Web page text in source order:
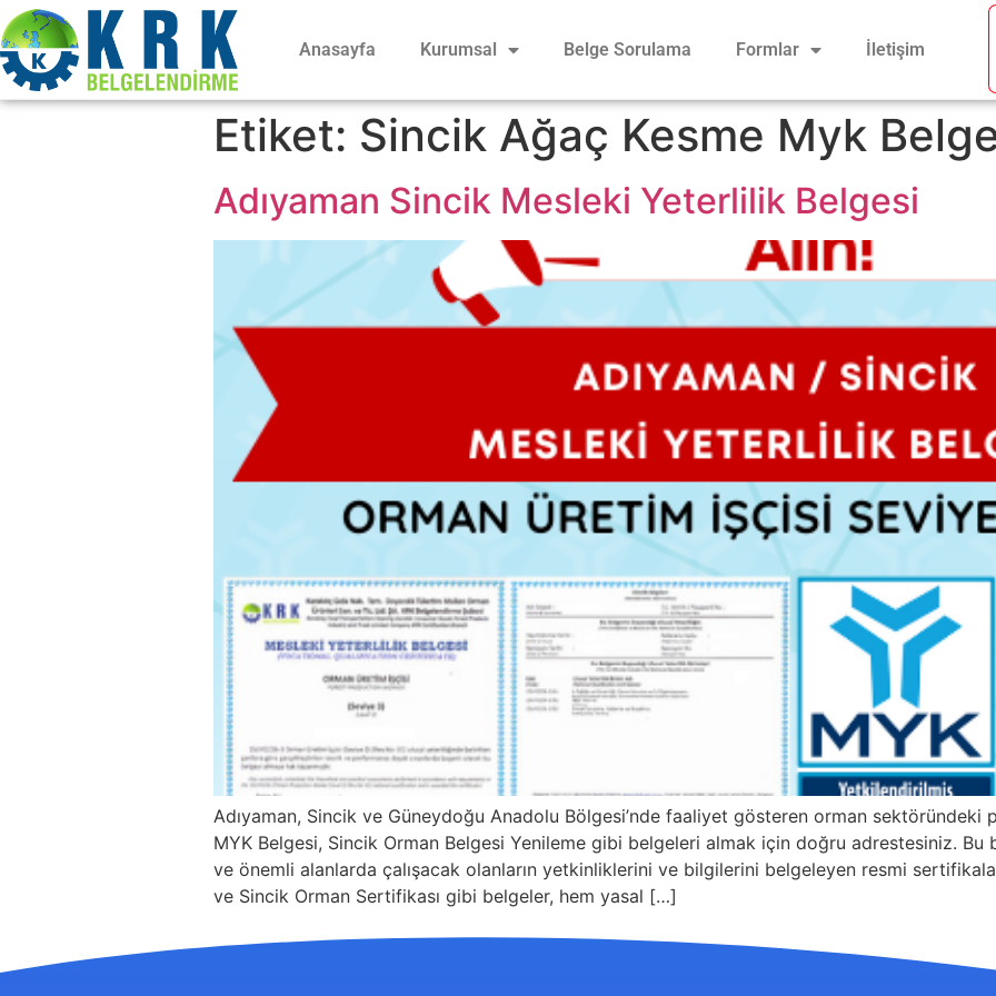
Anasayfa Kurumsal Belge Sorulama Formlar İletişim
Etiket: Sincik Ağaç Kesme Myk
Adıyaman Sincik Mesleki Yeterlilik Belgesi
Adıyaman, Sincik ve Güneydoğu Anadolu Bölgesi’nde faaliyet gösteren orman sektöründeki
MYK Belgesi, Sincik Orman Belgesi Yenileme gibi belgeleri almak için doğru adrestesiniz.
ve önemli alanlarda çalışacak olanların yetkinliklerini ve bilgilerini belgeleyen resmi
ve Sincik Orman Sertifikası gibi belgeler, hem yasal […]